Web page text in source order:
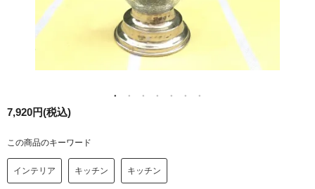
7,920円(税込)
この商品のキーワード
インテリア キッチン キッチン